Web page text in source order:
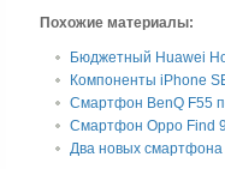
Похожие материалы:
Бюджетный Huawei
Компоненты iPhone
Смартфон BenQ F55
Cмартфон Oppo Find
Два новых смартфона